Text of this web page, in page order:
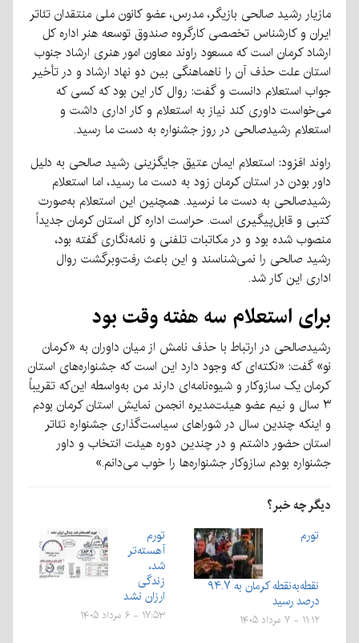
مازیار رشید صالحی بازیگر، مدرس، عضو کانون ملی منتقدان تئاتر
ایران و کارشناس تخصصی کارگروه صندوق توسعه هنر اداره کل
ارشاد کرمان است که مسعود راوند معاون امور هنری ارشاد جنوب
استان علت حذف آن را ناهماهنگی بین دو نهاد ارشاد و در تأخیر
جواب استعلام دانست و گفت: روال کار این بود که کسی که
می‌خواست داوری کند نیاز به استعلام و کار اداری داشت و
استعلام رشیدصالحی در روز جشنواره به دست ما رسید.
راوند افزود: استعلام ایمان عتیق جایگزینی رشید صالحی به دلیل
داور بودن در استان کرمان زود به دست ما رسید، اما استعلام
رشیدصالحی به دست ما نرسید. همچنین این استعلام به‌صورت
کتبی و قابل‌پیگیری است. حراست اداره کل استان کرمان جدیداً
منصوب شده بود و در مکاتبات تلفنی و نامه‌نگاری گفته بود،
رشید صالحی را نمی‌شناسند و این باعث رفت‌وبرگشت روال
اداری این کار شد.
برای استعلام سه هفته وقت بود
رشیدصالحی در ارتباط با حذف نامش از میان داوران به «کرمان
نو» گفت: «نکته‌ای که وجود دارد این است که جشنواره‌های استان
کرمان یک سازوکار و شیوه‌نامه‌ای دارند من به‌واسطه این‌که تقریباً
۳ سال و نیم عضو هیئت‌مدیره انجمن نمایش استان کرمان بودم
و اینکه چندین سال در شوراهای سیاست‌گذاری جشنواره تئاتر
استان حضور داشتم و در چندین دوره هیئت انتخاب و داور
جشنواره بودم سازوکار جشنواره‌ها را خوب می‌دانم.»
دیگر چه خبر؟
تورم
نقطه‌به‌نقطه کرمان به ۹۴.۷
درصد رسید
۱۱:۱۲ - ۷ مرداد ۱۴۰۵
تورم
آهسته‌تر
شد،
زندگی
ارزان نشد
۱۷:۵۳ - ۶ مرداد ۱۴۰۵